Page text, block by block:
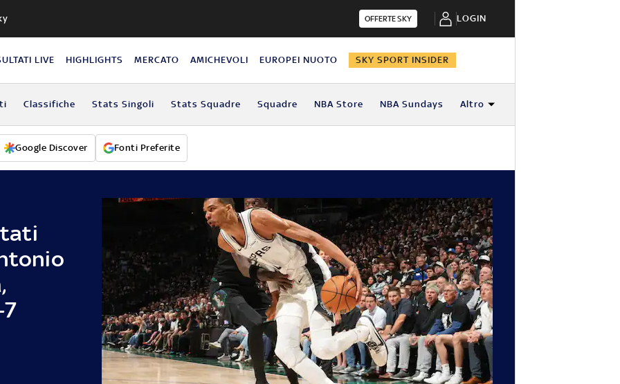
OFFERTE SKY LOGIN
LIVE HIGHLIGHTS MERCATO AMICHEVOLI EUROPEI NUOTO SKY SPORT INSIDER
Classifiche Stats Singoli Stats Squadre Squadre NBA Store NBA Sundays Altro
Google Discover Fonti Preferite